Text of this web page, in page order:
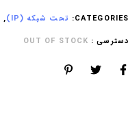
CATEGORIES:
تحت شبکه (IP) ,
دسترسی : OUT OF STOCK